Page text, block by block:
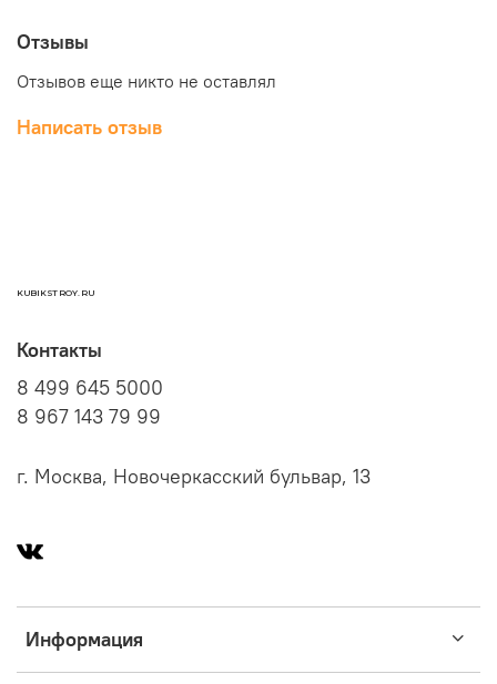
отличной цене можно в нашем интернет-магазине
"КубикСтрой".
Отзывы
Отзывов еще никто не оставлял
Написать отзыв
KUBIKSTROY.RU
Информация
Контакты
8 499 645 5000
8 967 143 79 99
г. Москва, Новочеркасский бульвар, 13